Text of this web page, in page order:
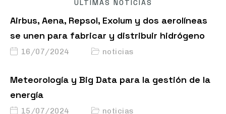
Airbus, Aena, Repsol, Exolum y dos aerolíneas
se unen para fabricar y distribuir hidrógeno
16/07/2024 noticias
energía
15/07/2024